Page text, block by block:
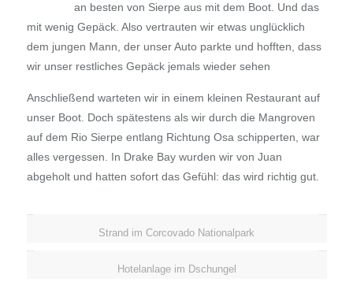
an besten von Sierpe aus mit dem Boot. Und das
mit wenig Gepäck. Also vertrauten wir etwas unglücklich
dem jungen Mann, der unser Auto parkte und hofften, dass
wir unser restliches Gepäck jemals wieder sehen
Anschließend warteten wir in einem kleinen Restaurant auf
unser Boot. Doch spätestens als wir durch die Mangroven
auf dem Rio Sierpe entlang Richtung Osa schipperten, war
alles vergessen. In Drake Bay wurden wir von Juan
abgeholt und hatten sofort das Gefühl: das wird richtig gut.
Strand im Corcovado Nationalpark
Hotelanlage im Dschungel